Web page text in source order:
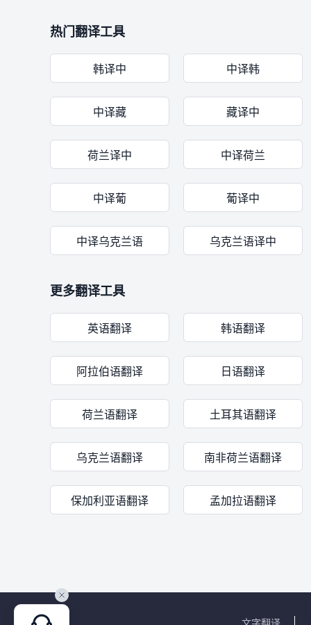
热门翻译工具
韩译中 中译韩
中译藏 藏译中
荷兰译中 中译荷兰
中译葡 葡译中
中译乌克兰语 乌克兰语译中
更多翻译工具
英语翻译 韩语翻译
阿拉伯语翻译 日语翻译
荷兰语翻译 土耳其语翻译
乌克兰语翻译 南非荷兰语翻译
保加利亚语翻译 孟加拉语翻译